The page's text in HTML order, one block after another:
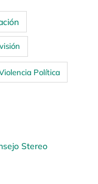
Política
Stereo